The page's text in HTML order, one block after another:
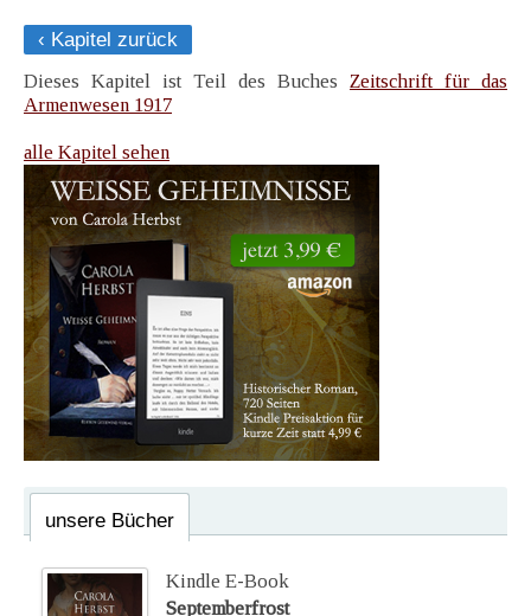
‹ Kapitel zurück
Dieses Kapitel ist Teil des Buches Zeitschrift für das
Armenwesen 1917
alle Kapitel sehen
unsere Bücher
Kindle E-Book
Septemberfrost